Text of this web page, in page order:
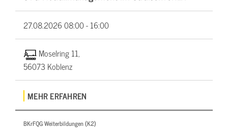
27.08.202608:00 - 16:00
Moselring 11,
56073 Koblenz
MEHR ERFAHREN
BKrFQG Weiterbildungen (K2)